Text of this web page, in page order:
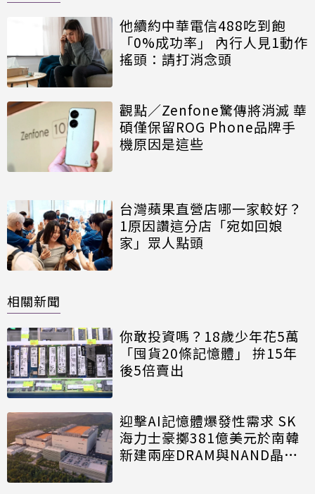
他續約中華電信488吃到飽
「0%成功率」 內行人見1動作
搖頭：請打消念頭
觀點／Zenfone驚傳將消滅 華
碩僅保留ROG Phone品牌手
機原因是這些
台灣蘋果直營店哪一家較好？
1原因讚這分店「宛如回娘
家」眾人點頭
相關新聞
你敢投資嗎？18歲少年花5萬
「囤貨20條記憶體」 拚15年
後5倍賣出
迎擊AI記憶體爆發性需求 SK
海力士豪擲381億美元於南韓
新建兩座DRAM與NAND晶圓